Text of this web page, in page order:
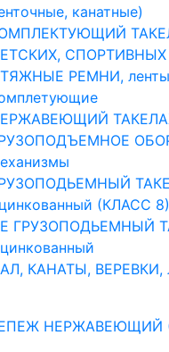
канатные)
РЕМНИ,
(КЛАСС 8)
ГРУЗОПОДЬЕМНЫЙ
КАНАТЫ,
НЕРЖАВЕЮЩИЙ